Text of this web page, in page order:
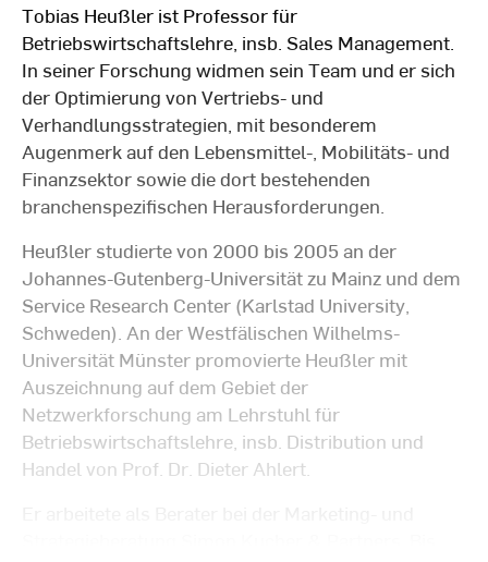
Tobias Heußler ist Professor für
Betriebswirtschaftslehre, insb. Sales Management.
In seiner Forschung widmen sein Team und er sich
der Optimierung von Vertriebs- und
Verhandlungsstrategien, mit besonderem
Augenmerk auf den Lebensmittel-, Mobilitäts- und
Finanzsektor sowie die dort bestehenden
branchenspezifischen Herausforderungen.
Heußler studierte von 2000 bis 2005 an der
Johannes-Gutenberg-Universität zu Mainz und dem
Service Research Center (Karlstad University,
Schweden). An der Westfälischen Wilhelms-
Universität Münster promovierte Heußler mit
Auszeichnung auf dem Gebiet der
Netzwerkforschung am Lehrstuhl für
Betriebswirtschaftslehre, insb. Distribution und
Handel von Prof. Dr. Dieter Ahlert.